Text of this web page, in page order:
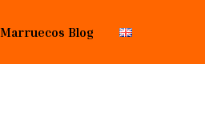
Marruecos Blog